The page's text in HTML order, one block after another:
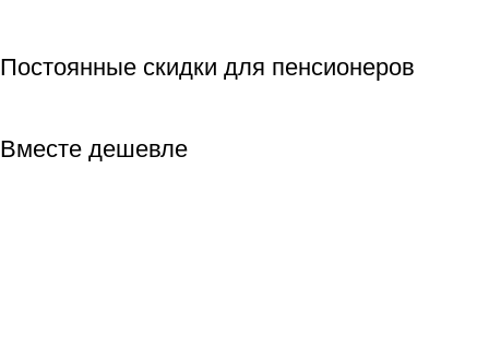
Постоянные скидки для пенсионеров
Вместе дешевле